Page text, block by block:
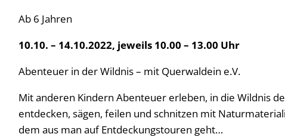
Ab 6 Jahren
10.10. – 14.10.2022, jeweils 10.00 – 13.00 Uhr
Abenteuer in der Wildnis – mit Querwaldein e.V.
Mit anderen Kindern Abenteuer erleben, in die Wildnis
entdecken, sägen, feilen und schnitzen mit
dem aus man auf Entdeckungstouren geht…